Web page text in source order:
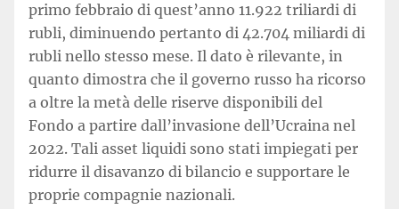
primo febbraio di quest’anno 11.922 triliardi di
rubli, diminuendo pertanto di 42.704 miliardi di
rubli nello stesso mese. Il dato è rilevante, in
quanto dimostra che il governo russo ha ricorso
a oltre la metà delle riserve disponibili del
Fondo a partire dall’invasione dell’Ucraina nel
2022. Tali asset liquidi sono stati impiegati per
ridurre il disavanzo di bilancio e supportare le
proprie compagnie nazionali.